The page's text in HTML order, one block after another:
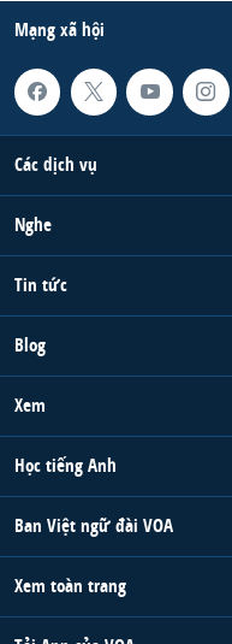
Mạng xã hội
Các dịch vụ
Nghe
Tin tức
Blog
Xem
Học tiếng Anh
Ban Việt ngữ đài VOA
Xem toàn trang